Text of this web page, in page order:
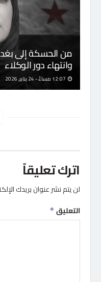
من الحسكة إلى
وانتهاء دور الوكلاء
اترك تعليقاً
لن يتم نشر عنوان بريدك
التعليق *